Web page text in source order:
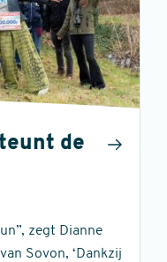
de
zegt Dianne
Sovon, ‘Dankzij